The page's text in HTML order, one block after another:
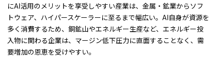
にAI活用のメリットを享受しやすい産業は、金属・鉱業からソフ
トウェア、ハイパースケーラーに至るまで幅広い。AI自身が資源を
多く消費するため、銅鉱山やエネルギー生産など、エネルギー投
入物に関わる企業は、マージン低下圧力に直面することなく、需
要増加の恩恵を受けやすい。